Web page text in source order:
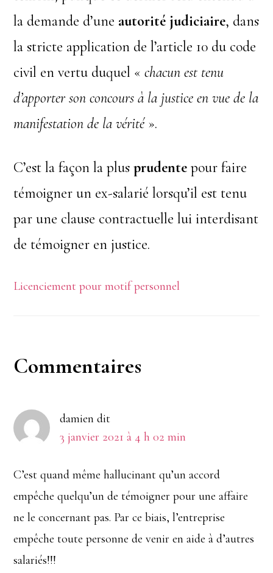
la demande d’une autorité judiciaire, dans
la stricte application de l’article 10 du code
civil en vertu duquel «chacun est tenu
d’apporter son concours à la justice en vue de la
manifestation de la vérité».
C’est la façon la plusprudentepour faire
témoigner un ex-salarié lorsqu’il est tenu
par une clause contractuelle lui interdisant
de témoigner en justice.
Licenciement pour motif personnel
Interactions
lecteur
Commentaires
damien dit
3 janvier 2021 à 4 h 02 min
C’est quand même hallucinant qu’un accord
empêche quelqu’un de témoigner pour une affaire
ne le concernant pas. Par ce biais, l’entreprise
empêche toute personne de venir en aide à d’autres
salariés!!!